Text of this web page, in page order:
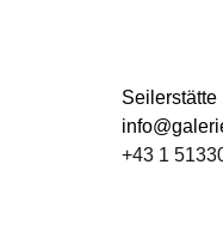
Seilerstätte
+43 1